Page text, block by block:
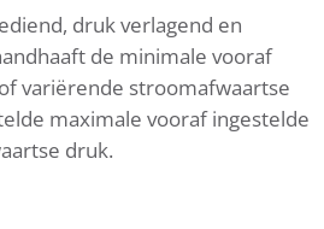
druk verlagend en
de minimale vooraf
variërende stroomafwaartse
maximale vooraf ingestelde
druk.